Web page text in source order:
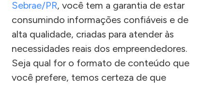
Sebrae/PR, você tem a garantia de estar
consumindo informações confiáveis e de
alta qualidade, criadas para atender às
necessidades reais dos empreendedores.
Seja qual for o formato de conteúdo que
você prefere, temos certeza de que